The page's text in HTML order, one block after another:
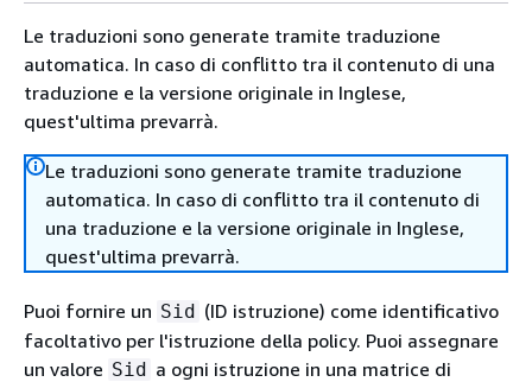
Le traduzioni sono generate tramite traduzione
automatica. In caso di conflitto tra il contenuto di una
traduzione e la versione originale in Inglese,
quest'ultima prevarrà.
Le traduzioni sono generate tramite traduzione
automatica. In caso di conflitto tra il contenuto di
una traduzione e la versione originale in Inglese,
quest'ultima prevarrà.
Puoi fornire un Sid (ID istruzione) come identificativo
facoltativo per l'istruzione della policy. Puoi assegnare
un valore Sid a ogni istruzione in una matrice di